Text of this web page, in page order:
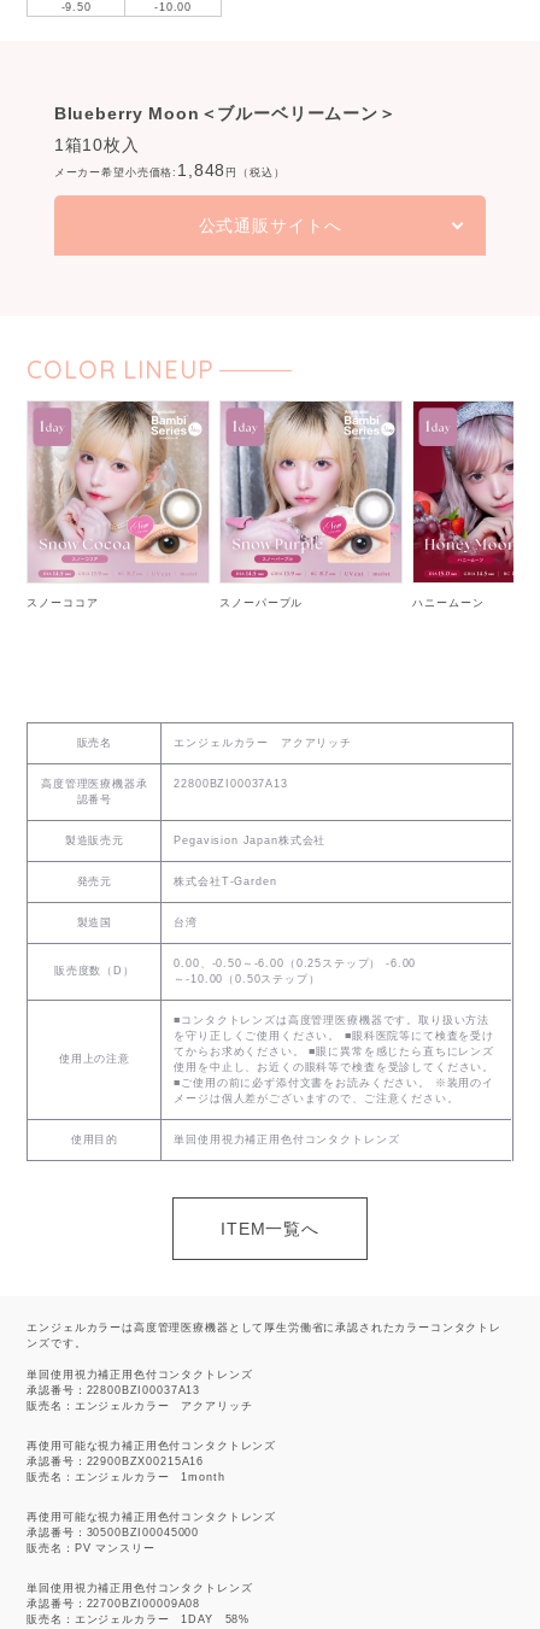
-9.50
-10.00
Blueberry Moon＜ブルーベリームーン＞
1箱10枚入
メーカー希望小売価格: 1,848 円（税込）
公式通販サイトへ
COLOR LINEUP
スノーココア スノーパープル ハニームーン
販売名 エンジェルカラー アクアリッチ
高度管理医療機器承
認番号
22800BZI00037A13
製造販売元 Pegavision Japan株式会社
発売元 株式会社T-Garden
製造国 台湾
販売度数（D）
0.00、-0.50～-6.00（0.25ステップ） -6.00
～-10.00（0.50ステップ）
使用上の注意
■コンタクトレンズは高度管理医療機器です。取り扱い方法
を守り正しくご使用ください。 ■眼科医院等にて検査を受け
てからお求めください。 ■眼に異常を感じたら直ちにレンズ
使用を中止し、お近くの眼科等で検査を受診してください。
■ご使用の前に必ず添付文書をお読みください。 ※装用のイ
メージは個人差がございますので、ご注意ください。
使用目的 単回使用視力補正用色付コンタクトレンズ
ITEM一覧へ
エンジェルカラーは高度管理医療機器として厚生労働省に承認されたカラーコンタクトレ
ンズです。
単回使用視力補正用色付コンタクトレンズ
承認番号：22800BZI00037A13
販売名：エンジェルカラー アクアリッチ
再使用可能な視力補正用色付コンタクトレンズ
承認番号：22900BZX00215A16
販売名：エンジェルカラー 1month
再使用可能な視力補正用色付コンタクトレンズ
承認番号：30500BZI00045000
販売名：PV マンスリー
単回使用視力補正用色付コンタクトレンズ
承認番号：22700BZI00009A08
販売名：エンジェルカラー 1DAY 58%